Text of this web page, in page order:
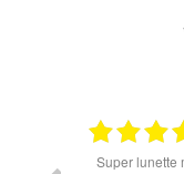
Super lunette